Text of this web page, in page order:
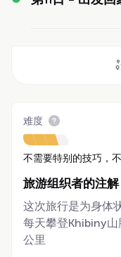
难度
不需要特别的技巧，
旅游组织者的注解
这次旅行是为身体
每天攀登Khibiny
公里